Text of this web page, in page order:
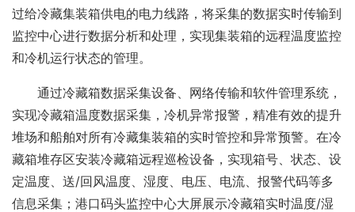
过给冷藏集装箱供电的电力线路，将采集的数据实时传输到
监控中心进行数据分析和处理，实现集装箱的远程温度监控
和冷机运行状态的管理。
通过冷藏箱数据采集设备、网络传输和软件管理系统，
实现冷藏箱温度数据采集，冷机异常报警，精准有效的提升
堆场和船舶对所有冷藏集装箱的实时管控和异常预警。在冷
藏箱堆存区安装冷藏箱远程巡检设备，实现箱号、状态、设
定温度、送/回风温度、湿度、电压、电流、报警代码等多
信息采集；港口码头监控中心大屏展示冷藏箱实时温度/湿